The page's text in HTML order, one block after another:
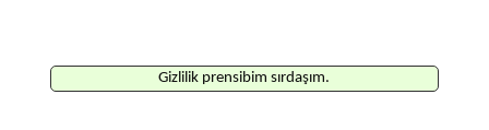
Gizlilik prensibim sırdaşım.